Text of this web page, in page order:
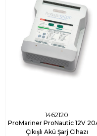
1462120
ProMariner ProNautic 12V
Çıkışlı Akü Şarj Cihazı